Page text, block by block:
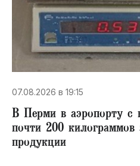
07.08.2026 в 19:15
В Перми в аэропорту с
почти 200 килограммов
продукции